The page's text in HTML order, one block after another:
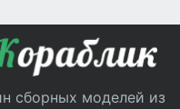
сборных моделей из